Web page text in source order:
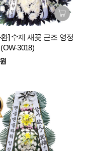
] 수제 새꽃 근조 영정
3018)